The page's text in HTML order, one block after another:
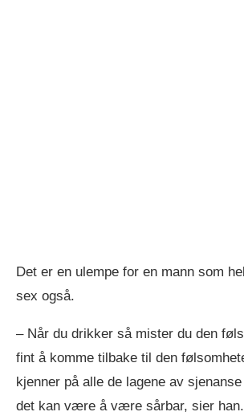
Det er en ulempe for en mann som
sex også.
– Når du drikker så mister du den
fint å komme tilbake til den
kjenner på alle de lagene av
det kan være å være sårbar, sier han.